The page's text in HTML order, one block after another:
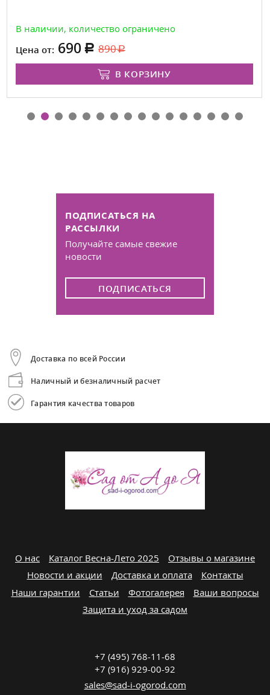
В наличии, количество ограничено
Цена от: 690 890
В КОРЗИНУ
ПОДПИСАТЬСЯ НА
РАССЫЛКИ
Получайте самые свежие
новости
ПОДПИСАТЬСЯ
Доставка по всей России
Наличный и безналичный расчет
Гарантия качества товаров
О нас Каталог Весна-Лето 2025
Отзывы о магазине
Новости и акции
Доставка и оплата
Контакты
Наши гарантии
Статьи Фотогалерея
Ваши вопросы
Защита и уход за садом
+7 (495) 768-11-68
+7 (916) 929-00-92
sales@sad-i-ogorod.com